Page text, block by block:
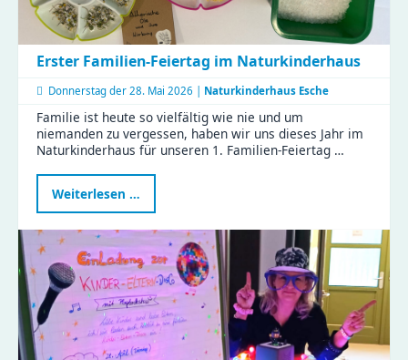
Erster Familien-Feiertag im Naturkinderhaus
Donnerstag der 28. Mai 2026 | Naturkinderhaus Esche
Familie ist heute so vielfältig wie nie und um
niemanden zu vergessen, haben wir uns dieses Jahr im
Naturkinderhaus für unseren 1. Familien-Feiertag …
Weiterlesen …
Familien-
Feiertag
Naturkinderhaus